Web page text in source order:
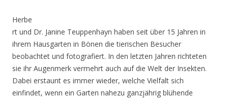
Herbe
rt und Dr. Janine Teuppenhayn haben seit über 15 Jahren in
ihrem Hausgarten in Bönen die tierischen Besucher
beobachtet und fotografiert. In den letzten Jahren richteten
sie ihr Augenmerk vermehrt auch auf die Welt der Insekten.
Dabei erstaunt es immer wieder, welche Vielfalt sich
einfindet, wenn ein Garten nahezu ganzjährig blühende